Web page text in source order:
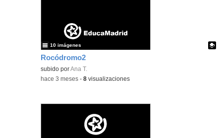
Rocódromo2
Contenido educativo.
subido porAna T.
10 imágenes
-hace 3 meses -8 visualizaciones